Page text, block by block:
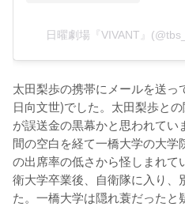
日曜劇場『VIVANT』
太田梨歩の携帯にメールを送
日向文世)でした。太田梨歩と
が誤送金の黒幕かと思われて
間の空白を経て一橋大学の大
の出席率の低さから怪しまれ
衛大学卒業後、自衛隊に入り、
た。一橋大学は隠れ蓑だったと